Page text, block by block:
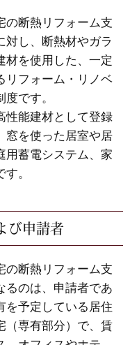
の断熱リフォーム支
対し、断熱材やガラ
材を使用した、一定
リフォーム・リノベ
です。
性能建材として登録
窓を使った居室や居
用蓄電システム、家
。
び申請者
の断熱リフォーム支
るのは、申請者であ
を予定している居住
（専有部分）で、賃